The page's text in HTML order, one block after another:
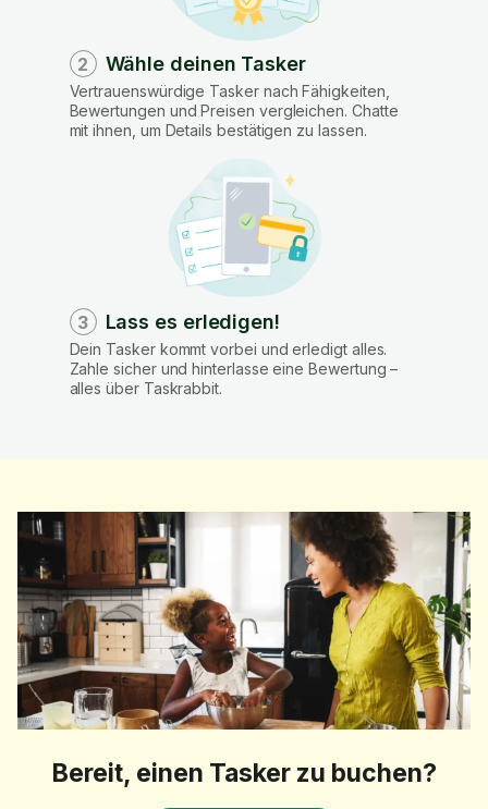
2 Wähle deinen Tasker
Vertrauenswürdige Tasker nach Fähigkeiten,
Bewertungen und Preisen vergleichen. Chatte
mit ihnen, um Details bestätigen zu lassen.
3 Lass es erledigen!
Dein Tasker kommt vorbei und erledigt alles.
Zahle sicher und hinterlasse eine Bewertung –
alles über Taskrabbit.
Bereit, einen Tasker zu buchen?